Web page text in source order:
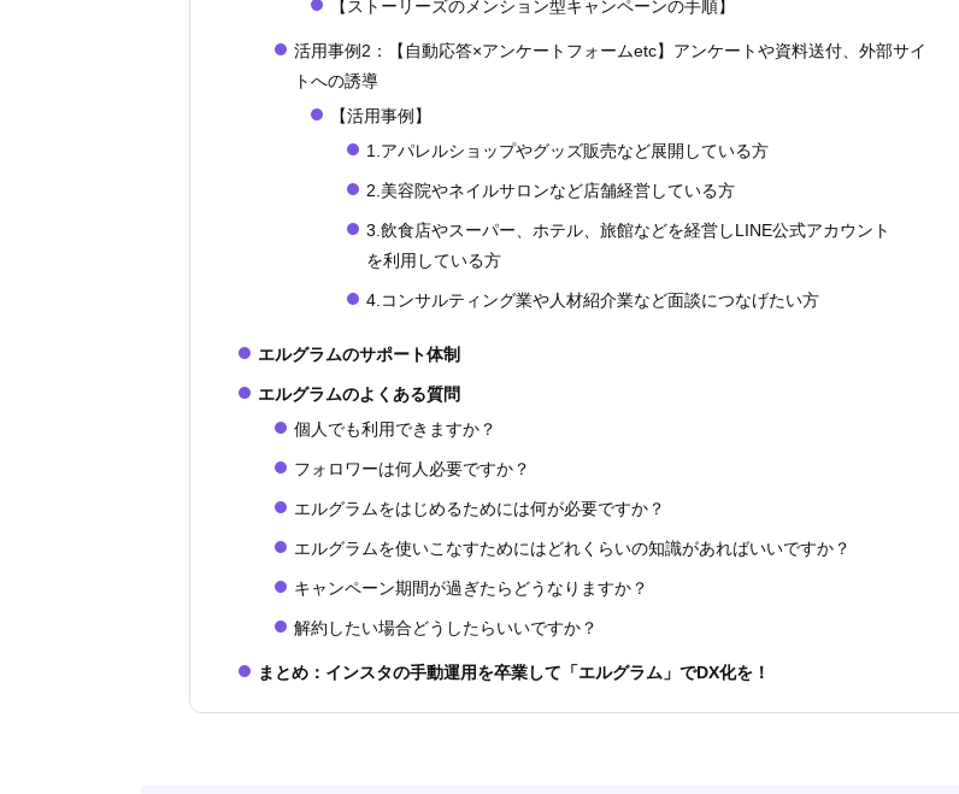
【ストーリーズのメンション型キャンペーンの手順】
活用事例2：【自動応答×アンケートフォームetc】アンケートや資料送付、外部サイ
トへの誘導
【活用事例】
1.アパレルショップやグッズ販売など展開している方
2.美容院やネイルサロンなど店舗経営している方
3.飲食店やスーパー、ホテル、旅館などを経営しLINE公式アカウント
を利用している方
4.コンサルティング業や人材紹介業など面談につなげたい方
エルグラムのサポート体制
エルグラムのよくある質問
個人でも利用できますか？
フォロワーは何人必要ですか？
エルグラムをはじめるためには何が必要ですか？
エルグラムを使いこなすためにはどれくらいの知識があればいいですか？
キャンペーン期間が過ぎたらどうなりますか？
解約したい場合どうしたらいいですか？
まとめ：インスタの手動運用を卒業して「エルグラム」でDX化を！